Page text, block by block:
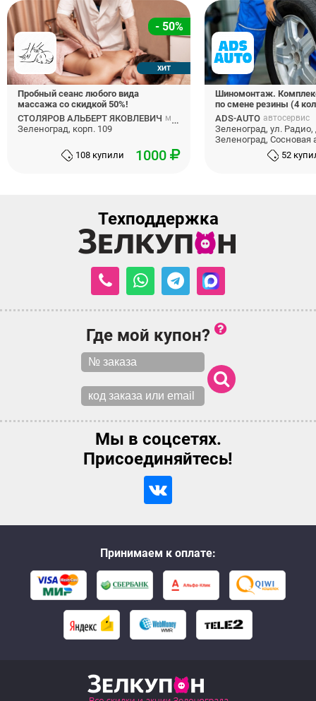
- 50%
ХИТ
Пробный сеанс любого вида
массажа со скидкой 50%!
СТОЛЯРОВ АЛЬБЕРТ ЯКОВЛЕВИЧ массаж
Зеленоград, корп. 109
108 купили 1000
Шиномонтаж.
по смене резины (4
ADS-AUTO автосервис
Зеленоград, ул. Радио,
Зеленоград, Сосновая
52
Техподдержка
Где мой купон?
Мы в соцсетях.
Присоединяйтесь!
Принимаем к оплате: